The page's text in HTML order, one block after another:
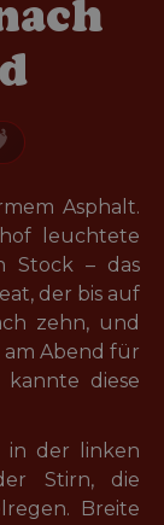
Asphalt.
leuchtete
Stock – das
der bis auf
zehn, und
am Abend für
kannte diese
in der linken
Stirn, die
Breite